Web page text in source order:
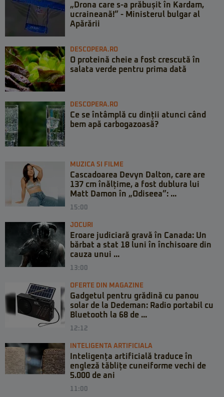
„Drona care s-a prăbușit în Kardam,
ucraineană!” - Ministerul bulgar al
Apărării
DESCOPERA.RO
O proteină cheie a fost crescută în
salata verde pentru prima dată
DESCOPERA.RO
Ce se întâmplă cu dinții atunci când
bem apă carbogazoasă?
MUZICA SI FILME
Cascadoarea Devyn Dalton, care are
137 cm înălțime, a fost dublura lui
Matt Damon în „Odiseea”: ...
15:00
JOCURI
Eroare judiciară gravă în Canada: Un
bărbat a stat 18 luni în închisoare din
cauza unui ...
13:00
OFERTE DIN MAGAZINE
Gadgetul pentru grădină cu panou
solar de la Dedeman: Radio portabil cu
Bluetooth la 68 de ...
12:12
INTELIGENTA ARTIFICIALA
Inteligența artificială traduce în
engleză tăblițe cuneiforme vechi de
5.000 de ani
11:00